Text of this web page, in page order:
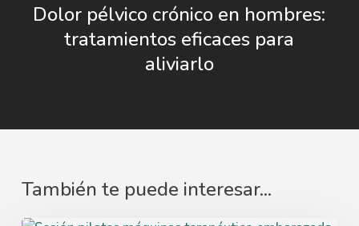
Dolor pélvico crónico en hombres:
tratamientos eficaces para
aliviarlo
También te puede interesar...